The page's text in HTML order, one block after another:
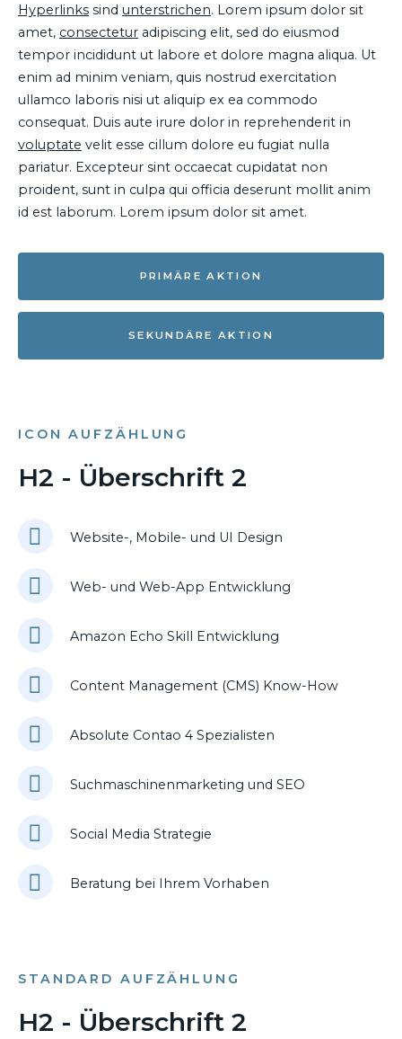
Hyperlinks sind unterstrichen. Lorem ipsum dolor sit
amet, consectetur adipiscing elit, sed do eiusmod
tempor incididunt ut labore et dolore magna aliqua. Ut
enim ad minim veniam, quis nostrud exercitation
ullamco laboris nisi ut aliquip ex ea commodo
consequat. Duis aute irure dolor in reprehenderit in
voluptate velit esse cillum dolore eu fugiat nulla
pariatur. Excepteur sint occaecat cupidatat non
proident, sunt in culpa qui officia deserunt mollit anim
id est laborum. Lorem ipsum dolor sit amet.
PRIMÄRE AKTION
SEKUNDÄRE AKTION
ICON AUFZÄHLUNG
H2 - Überschrift 2
Website-, Mobile- und UI Design
Web- und Web-App Entwicklung
Amazon Echo Skill Entwicklung
Content Management (CMS) Know-How
Absolute Contao 4 Spezialisten
Suchmaschinenmarketing und SEO
Social Media Strategie
Beratung bei Ihrem Vorhaben
STANDARD AUFZÄHLUNG
H2 - Überschrift 2